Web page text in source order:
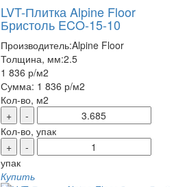
LVT-Плитка Alpine Floor
Бристоль ECO-15-10
Производитель:Alpine Floor
Толщина, мм:2.5
1 836 р/м2
Сумма: 1 836 р/м2
Кол-во, м2
+
-
Кол-во, упак
+
-
упак
Купить